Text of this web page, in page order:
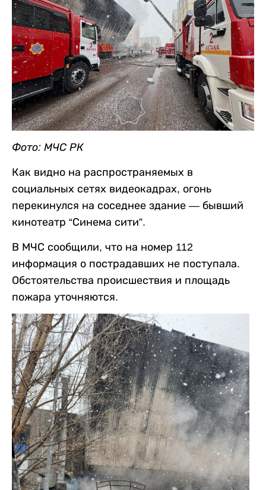
Фото: МЧС РК
Как видно на распространяемых в
социальных сетях видеокадрах, огонь
перекинулся на соседнее здание — бывший
кинотеатр “Синема сити”.
В МЧС сообщили, что на номер 112
информация о пострадавших не поступала.
Обстоятельства происшествия и площадь
пожара уточняются.